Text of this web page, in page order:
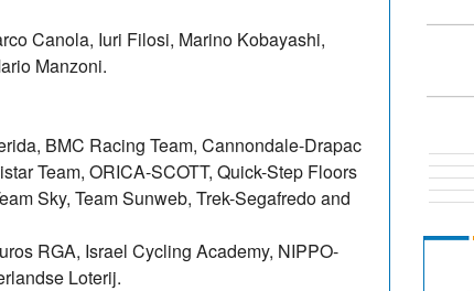
Canola, Iuri Filosi, Marino Kobayashi,
Manzoni.
BMC Racing Team, Cannondale-Drapac
Team, ORICA-SCOTT, Quick-Step Floors
Sky, Team Sunweb, Trek-Segafredo and
RGA, Israel Cycling Academy, NIPPO-
Loterij.